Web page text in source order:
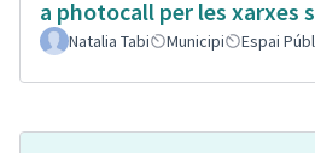
a photocall per les xarxes
Natalia Tabi Municipi Espai